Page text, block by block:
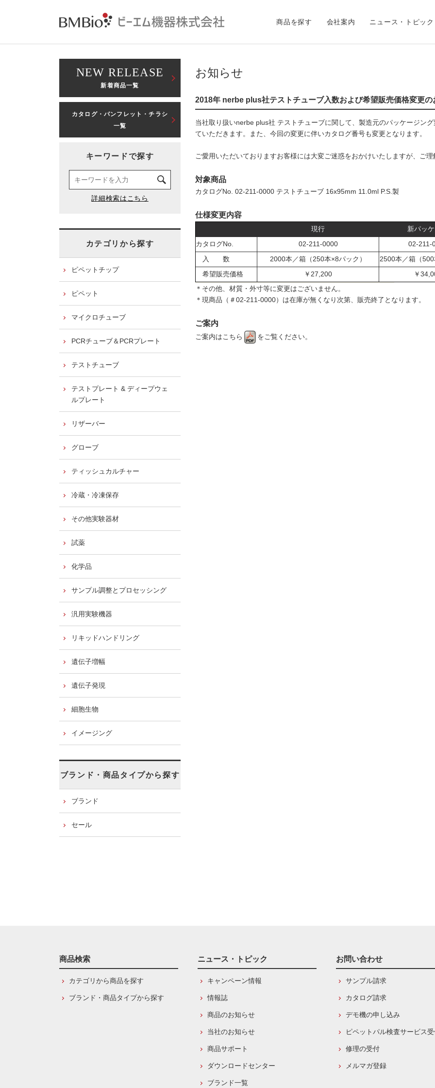
商品を探す 会社案内 ニュース・トピック
お知らせ
2018年 nerbe plus社テストチューブ入数および希望販売価格変更の
当社取り扱いnerbe plus社 テストチューブに関して、製造元のパッケージン
ていただきます。また、今回の変更に伴いカタログ番号も変更となります。
ご愛用いただいておりますお客様には大変ご迷惑をおかけいたしますが、ご
対象商品
カタログNo. 02-211-0000 テストチューブ 16x95mm 11.0ml P.S.製
仕様変更内容
現行
新パッ
カタログNo.
02-211-0000
02-211-
入 数
2000本／箱（250本×8パック）
2500本／箱（500
希望販売価格
￥27,200
￥
＊その他、材質・外寸等に変更はございません。
＊現商品（＃02-211-0000）は在庫が無くなり次第、販売終了となります。
ご案内
ご案内はこちら をご覧ください。
NEW RELEASE
新着商品一覧
カタログ・パンフレット・チラシ
一覧
キーワードで探す
カテゴリから探す
ピペットチップ
ピペット
マイクロチューブ
PCRチューブ＆PCRプレート
テストチューブ
テストプレート & ディープウェ
ルプレート
リザーバー
グローブ
ティッシュカルチャー
冷蔵・冷凍保存
その他実験器材
試薬
化学品
サンプル調整とプロセッシング
汎用実験機器
リキッドハンドリング
遺伝子増幅
遺伝子発現
細胞生物
イメージング
ブランド・商品タイプから探す
ブランド
セール
商品検索
カテゴリから商品を探す
ブランド・商品タイプから探す
ニュース・トピック
キャンペーン情報
情報誌
商品のお知らせ
当社のお知らせ
商品サポート
ダウンロードセンター
ブランド一覧
お問い合わせ
サンプル請求
カタログ請求
デモ機の申し込み
ピペットパル検査サービス
修理の受付
メルマガ登録